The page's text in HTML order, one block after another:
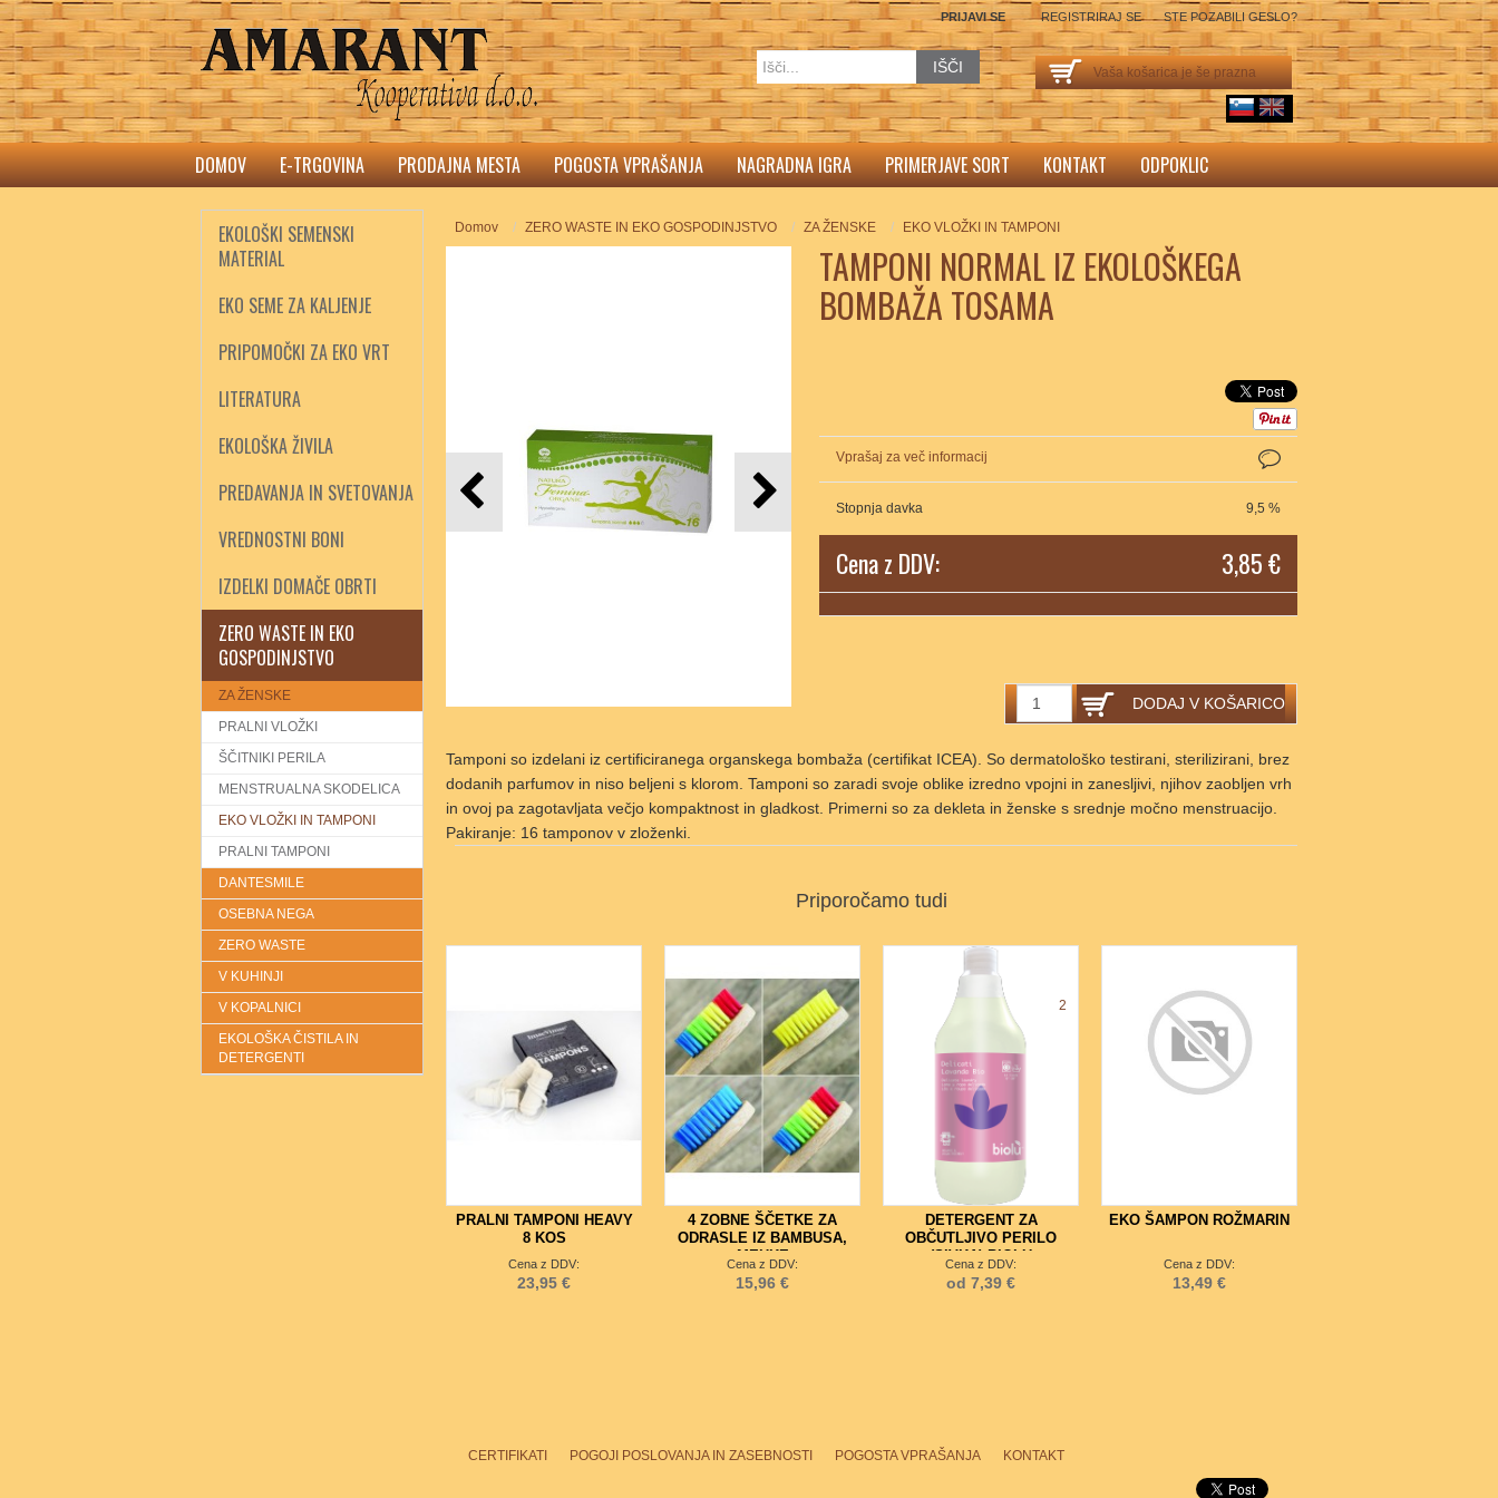
sl English
PRIJAVI SE REGISTRIRAJ SE STE POZABILI GESLO?
Vaša košarica je še prazna
IŠČI
DOMOV E-TRGOVINA PRODAJNA MESTA POGOSTA VPRAŠANJA NAGRADNA IGRA PRIMERJAVE SORT KONTAKT ODPOKLIC
EKOLOŠKI SEMENSKI
MATERIAL
EKO SEME ZA KALJENJE
PRIPOMOČKI ZA EKO VRT
LITERATURA
EKOLOŠKA ŽIVILA
PREDAVANJA IN SVETOVANJA
VREDNOSTNI BONI
IZDELKI DOMAČE OBRTI
ZERO WASTE IN EKO
GOSPODINJSTVO
ZA ŽENSKE
PRALNI VLOŽKI
ŠČITNIKI PERILA
MENSTRUALNA SKODELICA
EKO VLOŽKI IN TAMPONI
PRALNI TAMPONI
DANTESMILE
OSEBNA NEGA
ZERO WASTE
V KUHINJI
V KOPALNICI
EKOLOŠKA ČISTILA IN
DETERGENTI
Domov ZERO WASTE IN EKO GOSPODINJSTVO ZA ŽENSKE EKO VLOŽKI IN TAMPONI
TAMPONI NORMAL IZ EKOLOŠKEGA
BOMBAŽA TOSAMA
Vprašaj za več informacij
Stopnja davka 9,5 %
Cena z DDV: 3,85 €
DODAJ V KOŠARICO
Tamponi so izdelani iz certificiranega organskega bombaža (certifikat ICEA). So dermatološko testirani, sterilizirani, brez
dodanih parfumov in niso beljeni s klorom. Tamponi so zaradi svoje oblike izredno vpojni in zanesljivi, njihov zaobljen vrh
in ovoj pa zagotavljata večjo kompaktnost in gladkost. Primerni so za dekleta in ženske s srednje močno menstruacijo.
Pakiranje: 16 tamponov v zloženki.
Priporočamo tudi
PRALNI TAMPONI HEAVY
8 KOS
Cena z DDV:
23,95 €
4 ZOBNE ŠČETKE ZA
ODRASLE IZ BAMBUSA,
MEHKE
Cena z DDV:
15,96 €
2
DETERGENT ZA
OBČUTLJIVO PERILO
(SIVKA) BIOLU
Cena z DDV:
od 7,39 €
EKO ŠAMPON ROŽMARIN
Cena z DDV:
13,49 €
CERTIFIKATI POGOJI POSLOVANJA IN ZASEBNOSTI POGOSTA VPRAŠANJA KONTAKT